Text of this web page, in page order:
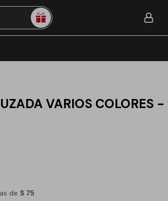
VARIOS COLORES -
de $ 75